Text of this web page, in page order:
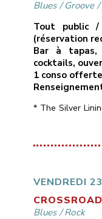
Blues/Groove/
Tout public
(réservation
Bar à tapas,
cocktails,
1 conso
* The Silver
de la région
connus aux
du groove
VENDREDI
Blues/Rock